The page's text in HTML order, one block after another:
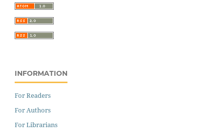
INFORMATION
For Readers
For Authors
For Librarians